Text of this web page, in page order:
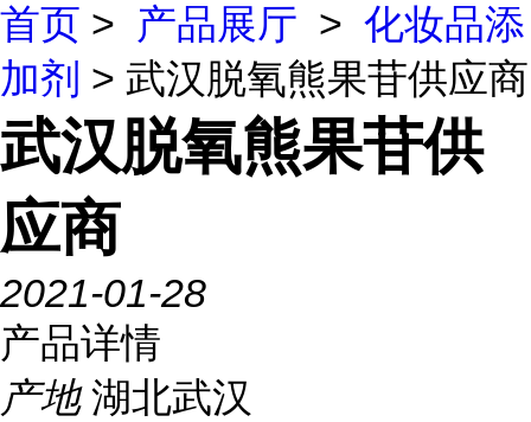
首页 > 产品展厅 > 化妆品添
加剂 > 武汉脱氧熊果苷供应商
武汉脱氧熊果苷供
应商
2021-01-28
产品详情
产地 湖北武汉